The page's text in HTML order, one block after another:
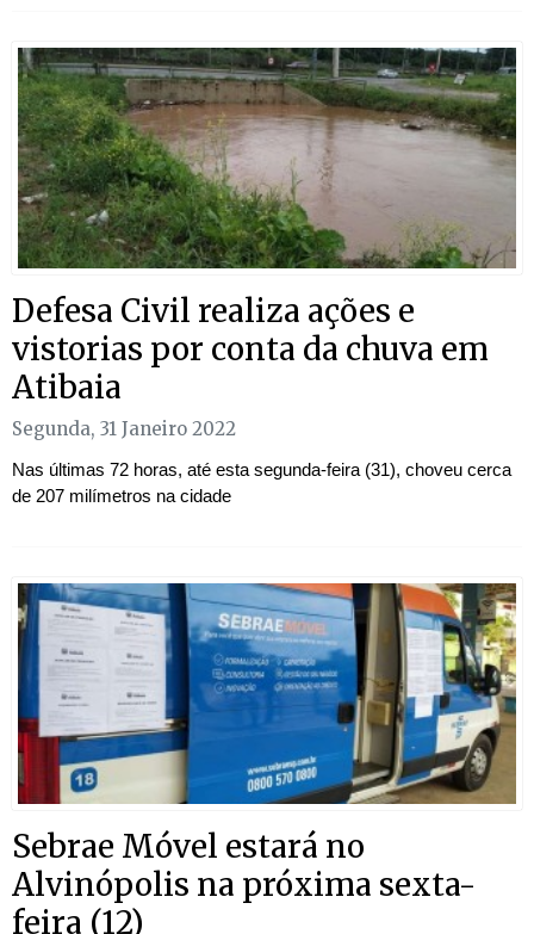
Defesa Civil realiza ações e
vistorias por conta da chuva em
Atibaia
Segunda, 31 Janeiro 2022
Nas últimas 72 horas, até esta segunda-feira (31), choveu cerca
de 207 milímetros na cidade
Sebrae Móvel estará no
Alvinópolis na próxima sexta-
feira (12)